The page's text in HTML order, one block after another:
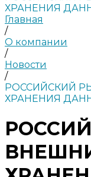
ХРАНЕНИЯ
Главная
/
О компании
/
Новости
/
РОССИЙСКИЙ
ХРАНЕНИЯ